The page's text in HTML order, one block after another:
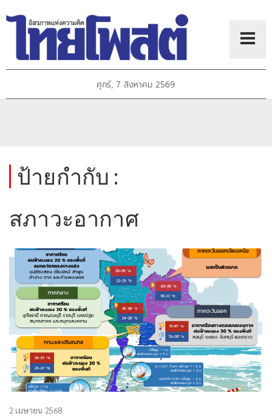
ศุกร์, 7 สิงหาคม 2569
ป้ายกำกับ :
สภาวะอากาศ
2 เมษายน 2568